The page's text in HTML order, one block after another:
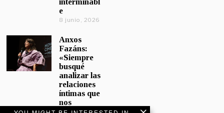
e
8 junio, 2026
Anxos
Fazáns:
«Siempre
busqué
analizar las
relaciones
íntimas que
nos